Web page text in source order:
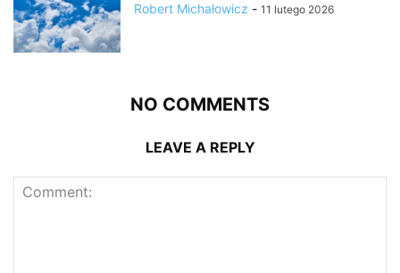
Robert Michałowicz - 11 lutego 2026
NO COMMENTS
LEAVE A REPLY